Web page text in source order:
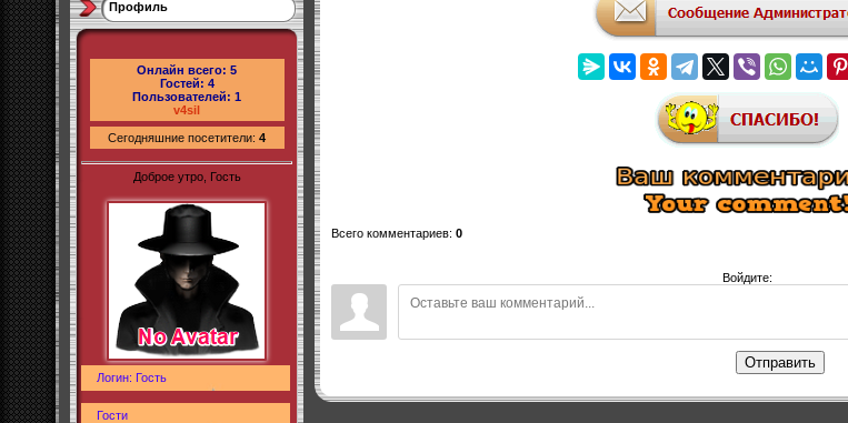
Профиль
Онлайн всего: 5
Гостей: 4
Пользователей: 1
v4sil
Сегодняшние посетители: 4
Доброе утро, Гость
Логин: Гость
Гости
Всего комментариев: 0
Войдите:
Отправить